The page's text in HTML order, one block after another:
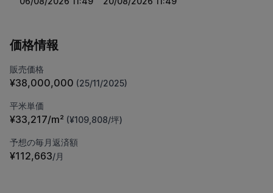
価格情報
販売価格
¥38,000,000 (25/11/2025)
平米単価
¥33,217/m² (¥109,808/坪)
予想の毎月返済額
¥112,663/月